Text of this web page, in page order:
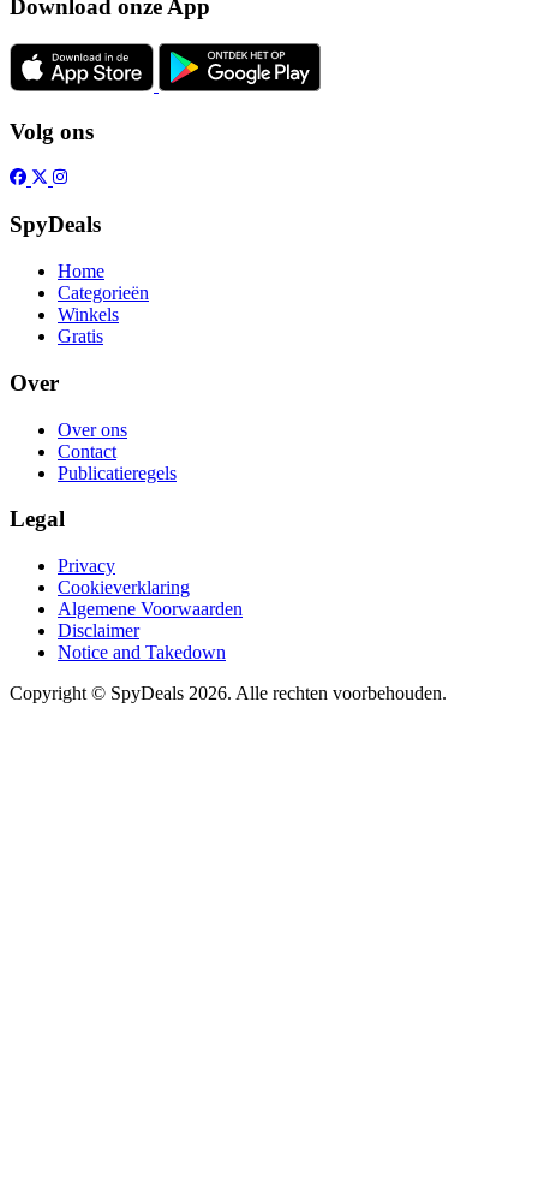
Download onze App
Volg ons
SpyDeals
Home
Categorieën
Winkels
Gratis
Over
Over ons
Contact
Publicatieregels
Legal
Privacy
Cookieverklaring
Algemene Voorwaarden
Disclaimer
Notice and Takedown
Copyright © SpyDeals 2026. Alle rechten voorbehouden.